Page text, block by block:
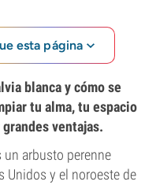
esta página
blanca y cómo se
tu alma, tu espacio
ventajas.
un arbusto perenne
Unidos y el noroeste de